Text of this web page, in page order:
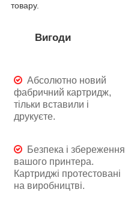
товару.
Вигоди
Абсолютно новий
фабричний картридж,
тільки вставили і
друкуєте.
Безпека і збереження
вашого принтера.
Картриджі протестовані
на виробництві.